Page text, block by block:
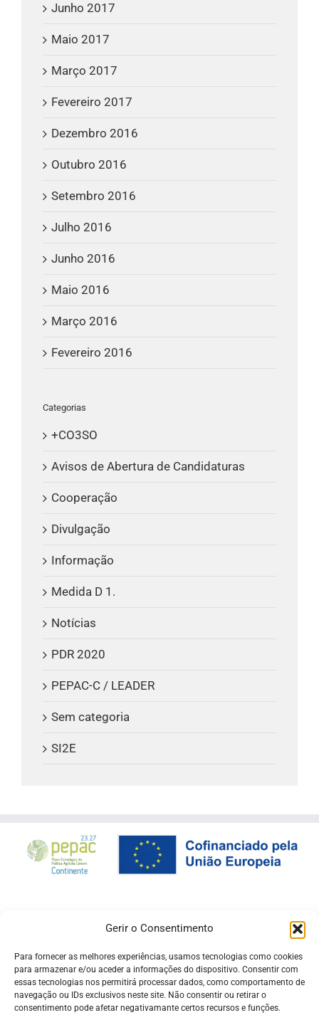
Gerir o Consentimento
Para fornecer as melhores experiências, usamos tecnologias como cookies
para armazenar e/ou aceder a informações do dispositivo. Consentir com
essas tecnologias nos permitirá processar dados, como comportamento de
navegação ou IDs exclusivos neste site. Não consentir ou retirar o
consentimento pode afetar negativamante certos recursos e funções.
Junho 2017
Maio 2017
Março 2017
Fevereiro 2017
Dezembro 2016
Outubro 2016
Setembro 2016
Julho 2016
Junho 2016
Maio 2016
Março 2016
Fevereiro 2016
Categorias
+CO3SO
Avisos de Abertura de Candidaturas
Cooperação
Divulgação
Informação
Medida D 1.
Notícias
PDR 2020
PEPAC-C / LEADER
Sem categoria
SI2E